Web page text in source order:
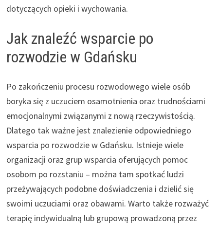
dotyczących opieki i wychowania.
Jak znaleźć wsparcie po
rozwodzie w Gdańsku
Po zakończeniu procesu rozwodowego wiele osób
boryka się z uczuciem osamotnienia oraz trudnościami
emocjonalnymi związanymi z nową rzeczywistością.
Dlatego tak ważne jest znalezienie odpowiedniego
wsparcia po rozwodzie w Gdańsku. Istnieje wiele
organizacji oraz grup wsparcia oferujących pomoc
osobom po rozstaniu – można tam spotkać ludzi
przeżywających podobne doświadczenia i dzielić się
swoimi uczuciami oraz obawami. Warto także rozważyć
terapię indywidualną lub grupową prowadzoną przez